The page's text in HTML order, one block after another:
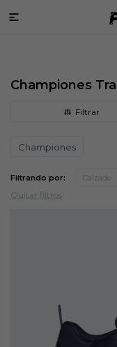

Championes
Championes
Filtrando por: Calzado
Quitar filtros